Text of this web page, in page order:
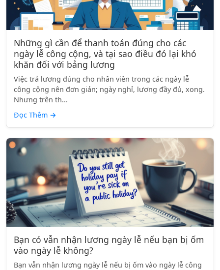
Những gì cần để thanh toán đúng cho các
ngày lễ công cộng, và tại sao điều đó lại khó
khăn đối với bảng lương
Việc trả lương đúng cho nhân viên trong các ngày lễ
công cộng nên đơn giản; ngày nghỉ, lương đầy đủ, xong.
Nhưng trên th...
Đọc Thêm →
Bạn có vẫn nhận lương ngày lễ nếu bạn bị ốm
vào ngày lễ không?
Bạn vẫn nhận lương ngày lễ nếu bị ốm vào ngày lễ công